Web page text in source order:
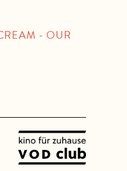
- OUR